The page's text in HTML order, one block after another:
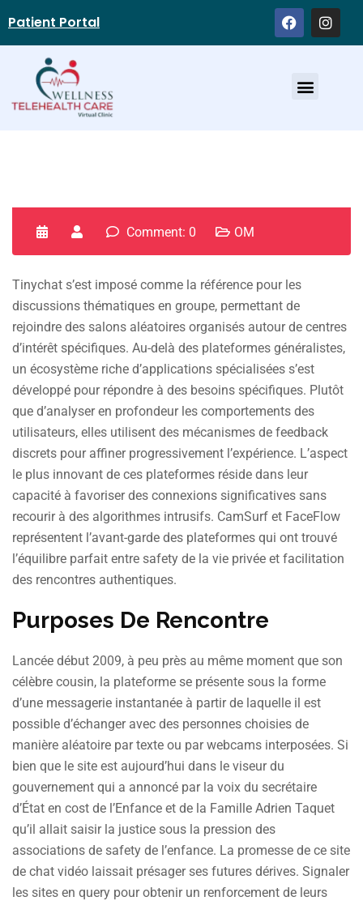
Patient Portal
Comment: 0 OM
Tinychat s’est imposé comme la référence pour les
discussions thématiques en groupe, permettant de
rejoindre des salons aléatoires organisés autour de centres
d’intérêt spécifiques. Au-delà des plateformes généralistes,
un écosystème riche d’applications spécialisées s’est
développé pour répondre à des besoins spécifiques. Plutôt
que d’analyser en profondeur les comportements des
utilisateurs, elles utilisent des mécanismes de feedback
discrets pour affiner progressivement l’expérience. L’aspect
le plus innovant de ces plateformes réside dans leur
capacité à favoriser des connexions significatives sans
recourir à des algorithmes intrusifs. CamSurf et FaceFlow
représentent l’avant-garde des plateformes qui ont trouvé
l’équilibre parfait entre safety de la vie privée et facilitation
des rencontres authentiques.
Purposes De Rencontre
Lancée début 2009, à peu près au même moment que son
célèbre cousin, la plateforme se présente sous la forme
d’une messagerie instantanée à partir de laquelle il est
possible d’échanger avec des personnes choisies de
manière aléatoire par texte ou par webcams interposées. Si
bien que le site est aujourd’hui dans le viseur du
gouvernement qui a annoncé par la voix du secrétaire
d’État en cost de l’Enfance et de la Famille Adrien Taquet
qu’il allait saisir la justice sous la pression des
associations de safety de l’enfance. La promesse de ce site
de chat vidéo laissait présager ses futures dérives. Signaler
les sites en query pour obtenir un renforcement de leurs